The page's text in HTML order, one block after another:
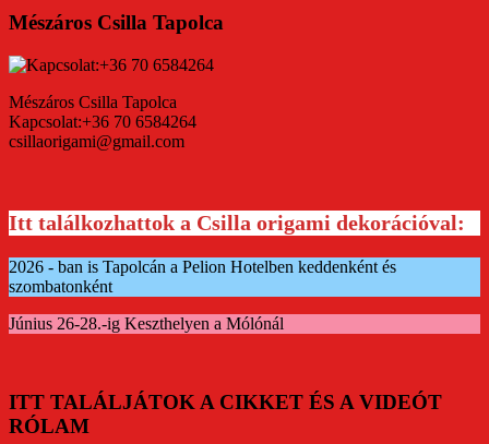
Mészáros Csilla Tapolca
Mészáros Csilla Tapolca
Kapcsolat:+36 70 6584264
csillaorigami@gmail.com
Itt találkozhattok a Csilla origami dekorációval:
2026 - ban is Tapolcán a Pelion Hotelben keddenként és
szombatonként
Június 26-28.-ig Keszthelyen a Mólónál
ITT TALÁLJÁTOK A CIKKET ÉS A VIDEÓT
RÓLAM